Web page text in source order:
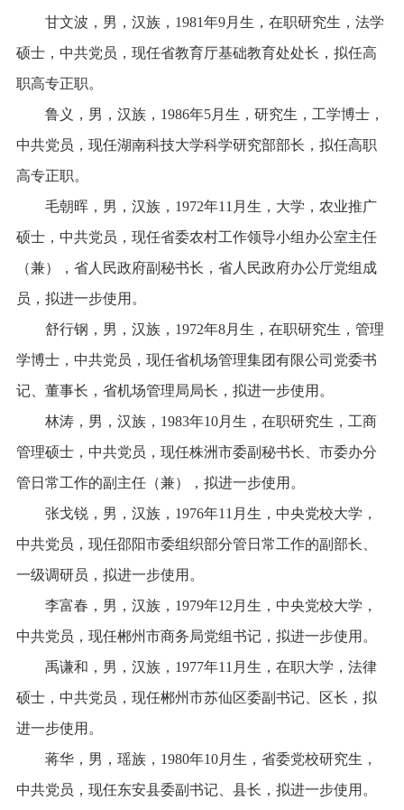
甘文波，男，汉族，1981年9月生，在职研究生，法学
硕士，中共党员，现任省教育厅基础教育处处长，拟任高
职高专正职。
鲁义，男，汉族，1986年5月生，研究生，工学博士，
中共党员，现任湖南科技大学科学研究部部长，拟任高职
高专正职。
毛朝晖，男，汉族，1972年11月生，大学，农业推广
硕士，中共党员，现任省委农村工作领导小组办公室主任
（兼），省人民政府副秘书长，省人民政府办公厅党组成
员，拟进一步使用。
舒行钢，男，汉族，1972年8月生，在职研究生，管理
学博士，中共党员，现任省机场管理集团有限公司党委书
记、董事长，省机场管理局局长，拟进一步使用。
林涛，男，汉族，1983年10月生，在职研究生，工商
管理硕士，中共党员，现任株洲市委副秘书长、市委办分
管日常工作的副主任（兼），拟进一步使用。
张戈锐，男，汉族，1976年11月生，中央党校大学，
中共党员，现任邵阳市委组织部分管日常工作的副部长、
一级调研员，拟进一步使用。
李富春，男，汉族，1979年12月生，中央党校大学，
中共党员，现任郴州市商务局党组书记，拟进一步使用。
禹谦和，男，汉族，1977年11月生，在职大学，法律
硕士，中共党员，现任郴州市苏仙区委副书记、区长，拟
进一步使用。
蒋华，男，瑶族，1980年10月生，省委党校研究生，
中共党员，现任东安县委副书记、县长，拟进一步使用。